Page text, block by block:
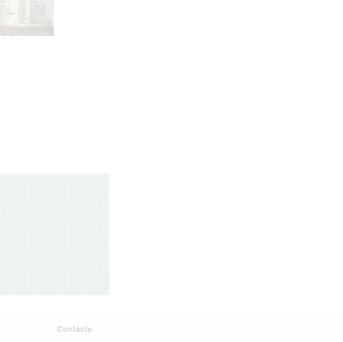
Contacte